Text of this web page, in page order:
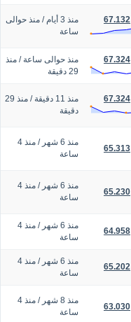
67.132 منذ 3 أيام / منذ حوالى
ساعة
67.324 منذ حوالى ساعة / منذ
29 دقيقة
67.324 منذ 11 دقيقة /
منذ 29
دقيقة
65.313
منذ 6 شهر /
منذ 4
ساعة
65.230
منذ 6 شهر /
منذ 4
ساعة
64.958
منذ 6 شهر /
منذ 4
ساعة
65.202
منذ 6 شهر /
منذ 4
ساعة
63.030
منذ 8 شهر /
منذ 4
ساعة